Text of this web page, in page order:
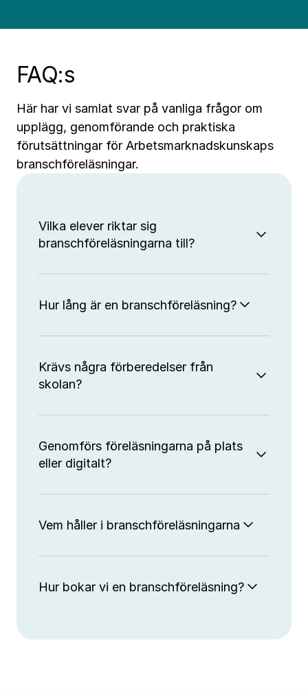
FAQ:s
Här har vi samlat svar på vanliga frågor om
upplägg, genomförande och praktiska
förutsättningar för Arbetsmarknadskunskaps
branschföreläsningar.
Vilka elever riktar sig
branschföreläsningarna till?
Hur lång är en branschföreläsning?
Krävs några förberedelser från
skolan?
Genomförs föreläsningarna på plats
eller digitalt?
Vem håller i branschföreläsningarna
Hur bokar vi en branschföreläsning?